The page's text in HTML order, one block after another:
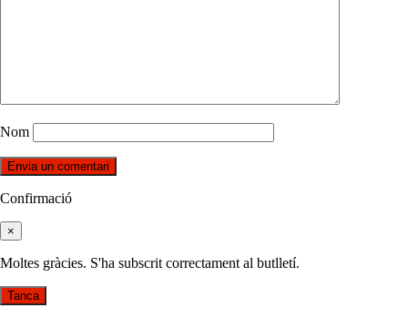
Nom
Confirmació
×
Moltes gràcies. S'ha subscrit correctament al butlletí.
Tanca